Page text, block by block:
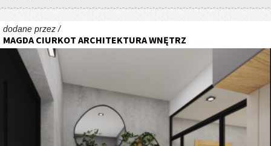
dodane przez /
MAGDA CIURKOT ARCHITEKTURA WNĘTRZ